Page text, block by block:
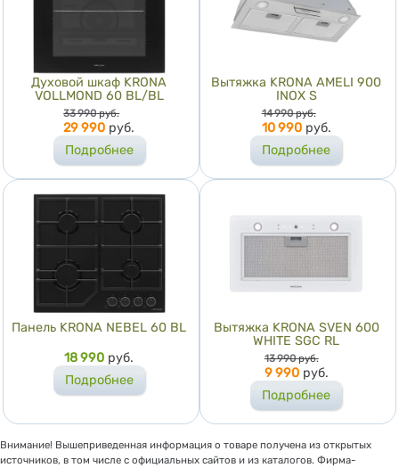
Духовой шкаф KRONA
VOLLMOND 60 BL/BL
Цена
33 990 руб.
29 990 руб.
Подробнее
Вытяжка KRONA AMELI 900
INOX S
Цена
14 990 руб.
10 990 руб.
Подробнее
Панель KRONA NEBEL 60 BL
Цена
18 990 руб.
Подробнее
Вытяжка KRONA SVEN 600
WHITE SGC RL
Цена
13 990 руб.
9 990 руб.
Подробнее
Внимание! Вышеприведенная информация о товаре получена из открытых
источников, в том числе с официальных сайтов и из каталогов. Фирма-